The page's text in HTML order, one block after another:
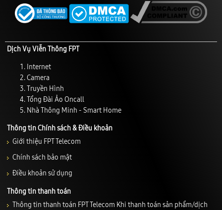
Dịch Vụ Viễn Thông FPT
Internet
Camera
Truyền Hình
Tổng Đài Ảo Oncall
Nhà Thông Minh - Smart Home
Thông tin Chính sách & Điều khoản
Giới thiệu FPT Telecom
Chính sách bảo mật
Điều khoản sử dụng
Thông tin thanh toán
Thông tin thanh toán FPT Telecom Khi thanh toán sản phẩm/dịch